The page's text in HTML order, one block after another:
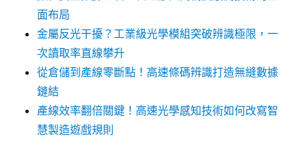
面布局
金屬反光干擾？工業級光學模組突破辨識極限，一
次讀取率直線攀升
從倉儲到產線零斷點！高速條碼辨識打造無縫數據
鏈結
產線效率翻倍關鍵！高速光學感知技術如何改寫智
慧製造遊戲規則